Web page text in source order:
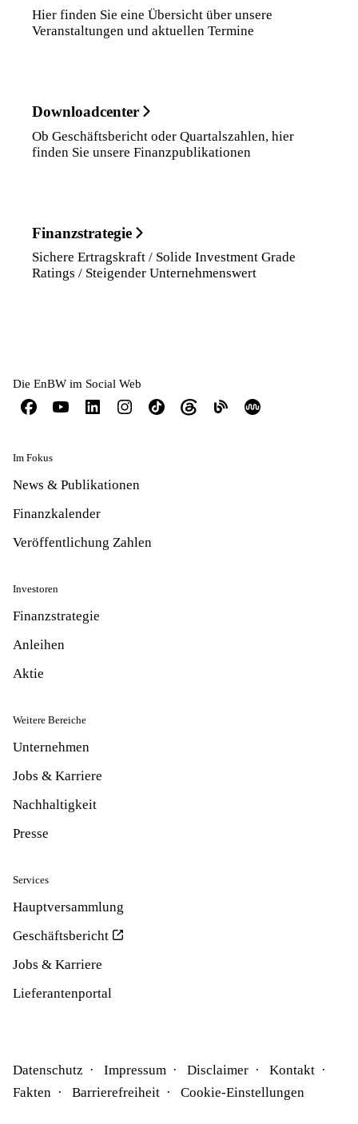
Hier finden Sie eine Übersicht über unsere
Veranstaltungen und aktuellen Termine
Downloadcenter
Ob Geschäftsbericht oder Quartalszahlen, hier
finden Sie unsere Finanzpublikationen
Finanzstrategie
Sichere Ertragskraft / Solide Investment Grade
Ratings / Steigender Unternehmenswert
Die EnBW im Social Web
Im Fokus
News & Publikationen
Finanzkalender
Veröffentlichung Zahlen
Investoren
Finanzstrategie
Anleihen
Aktie
Weitere Bereiche
Unternehmen
Jobs & Karriere
Nachhaltigkeit
Presse
Services
Hauptversammlung
Geschäftsbericht
Jobs & Karriere
Lieferantenportal
Datenschutz Impressum Disclaimer
Kontakt
Fakten
Barrierefreiheit Cookie-Einstellungen